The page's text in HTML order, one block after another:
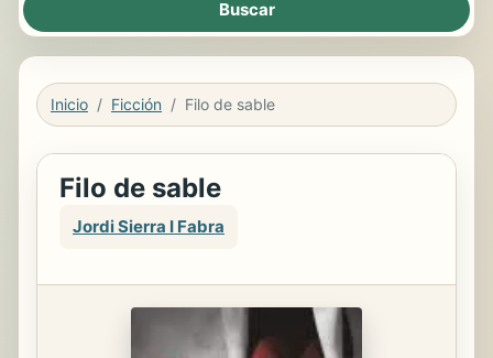
Inicio Ficción Filo de sable
Filo de sable
Jordi Sierra I Fabra